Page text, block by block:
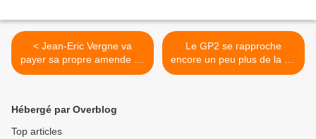
< Jean-Eric Vergne va
payer sa propre amende de
25.000 euros
Le GP2 se rapproche
encore un peu plus de la F1
>
Hébergé par Overblog
Top articles